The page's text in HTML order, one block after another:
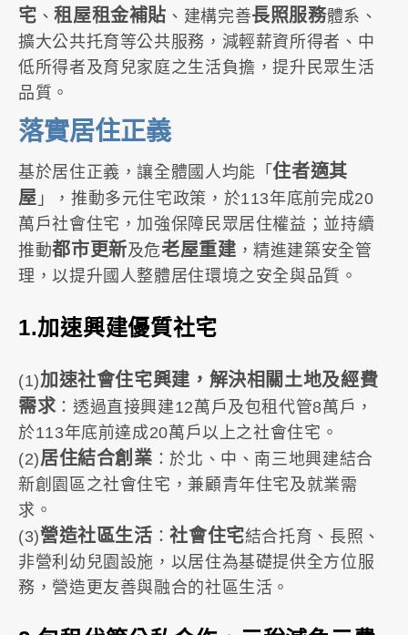
宅 、租屋租金補貼 、建構完善長照服務體系、
擴大公共托育等公共服務，減輕薪資所得者、中
低所得者及育兒家庭之生活負擔，提升民眾生活
品質。
落實居住正義
基於居住正義，讓全體國人均能「住者適其
屋 」，推動多元住宅政策，於113年底前完成20
萬戶社會住宅，加強保障民眾居住權益；並持續
推動都市更新及危老屋重建 ，精進建築安全管
理，以提升國人整體居住環境之安全與品質。
1.加速興建優質社宅
(1)加速社會住宅興建，解決相關土地及經費
需求 ：透過直接興建12萬戶及包租代管8萬戶，
於113年底前達成20萬戶以上之社會住宅。
(2)居住結合創業 ：於北、中、南三地興建結合
新創園區之社會住宅，兼顧青年住宅及就業需
求。
(3)營造社區生活 ：社會住宅結合托育、長照、
非營利幼兒園設施，以居住為基礎提供全方位服
務，營造更友善與融合的社區生活。